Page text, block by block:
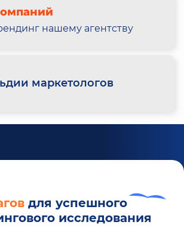
нашему агентству
маркетологов
для успешного
исследования